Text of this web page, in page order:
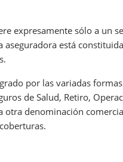
expresamente sólo a un
aseguradora está
por las variadas
de Salud, Retiro,
otra denominación